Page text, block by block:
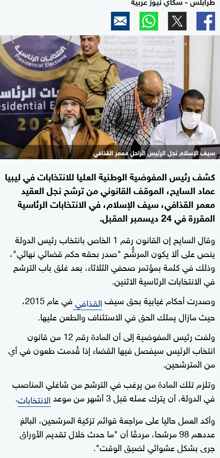
سيف الإسلام نجل الرئيس الراحل معمر القذافي
كشف رئيس المفوضية الوطنية العليا للانتخابات في ليبيا
عماد السايح، الموقف القانوني من ترشح نجل العقيد
معمر القذافي، سيف الإسلام، في الانتخابات الرئاسية
المقررة في 24 ديسمبر المقبل.
وقال السايح إن القانون رقم 1 الخاص بانتخاب رئيس الدولة
ينص على ألا يكون المرشُّح "صدر بحقه حكم قضائي نهائي"،
وذلك في كلمة بمؤتمر صحفي الثلاثاء، بعد غلق باب الترشح
في الانتخابات الرئاسية الاثنين.
وصدرت أحكام غيابية بحق سيفالقذافي
في عام 2015،
حيث مازال يملك الحق في الاستئناف والطعن عليها.
ولفت رئيس المفوضية إلى أن المادة رقم 12 من قانون
انتخاب الرئيس سيفصل فيها القضاء إذا قُدمت طعون في أي
من المترشحين.
وتلزم تلك المادة من يرغب في الترشح من شاغلي المناصب
في الدولة، أن يترك عمله قبل 3 أشهر من موعد
الانتخابات.
وأكد العمل حاليا على مراجعة قوائم تزكية المرشحين، البالغ
عددهم 98 مرشحا، مردفًا أن "ما حدث خلال تقديم الأوراق
جرى بشكل عشوائي لضيق الوقت".